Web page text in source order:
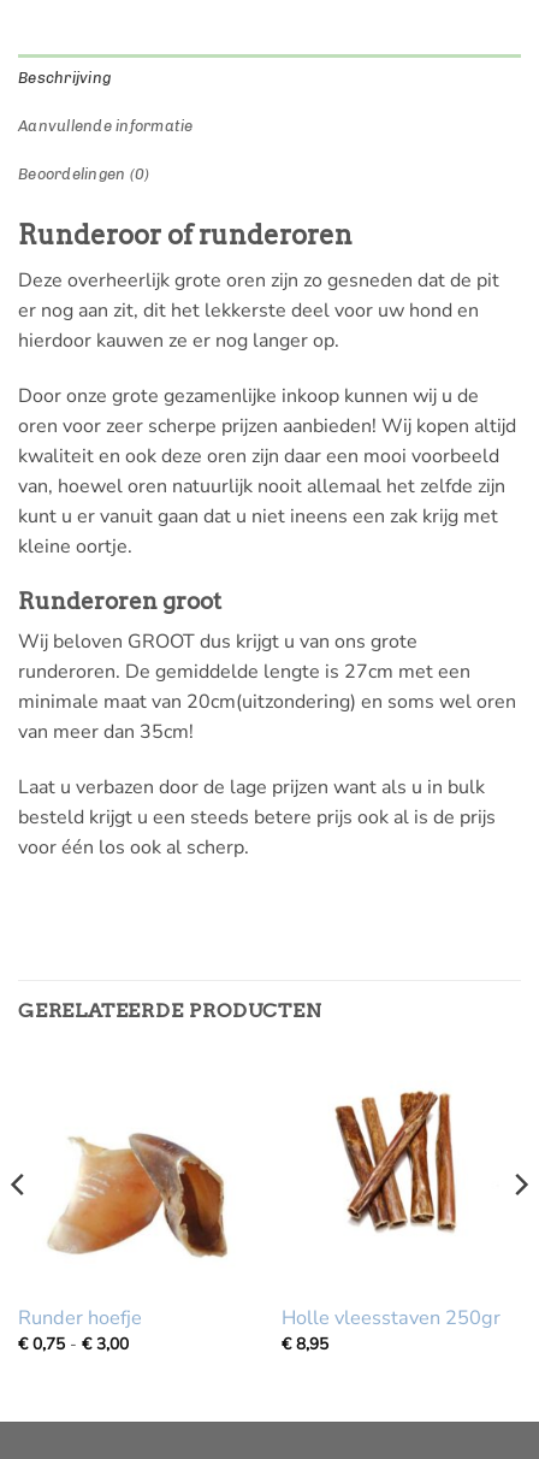
Beschrijving
Aanvullende informatie
Beoordelingen (0)
Runderoor of runderoren
Deze overheerlijk grote oren zijn zo gesneden dat de pit
er nog aan zit, dit het lekkerste deel voor uw hond en
hierdoor kauwen ze er nog langer op.
Door onze grote gezamenlijke inkoop kunnen wij u de
oren voor zeer scherpe prijzen aanbieden! Wij kopen altijd
kwaliteit en ook deze oren zijn daar een mooi voorbeeld
van, hoewel oren natuurlijk nooit allemaal het zelfde zijn
kunt u er vanuit gaan dat u niet ineens een zak krijg met
kleine oortje.
Runderoren groot
Wij beloven GROOT dus krijgt u van ons grote
runderoren. De gemiddelde lengte is 27cm met een
minimale maat van 20cm(uitzondering) en soms wel oren
van meer dan 35cm!
Laat u verbazen door de lage prijzen want als u in bulk
besteld krijgt u een steeds betere prijs ook al is de prijs
voor één los ook al scherp.
GERELATEERDE PRODUCTEN
Runder hoefje
€0,75 - €3,00Prijsklasse:
3,00
Holle vleesstaven 250gr
€8,95